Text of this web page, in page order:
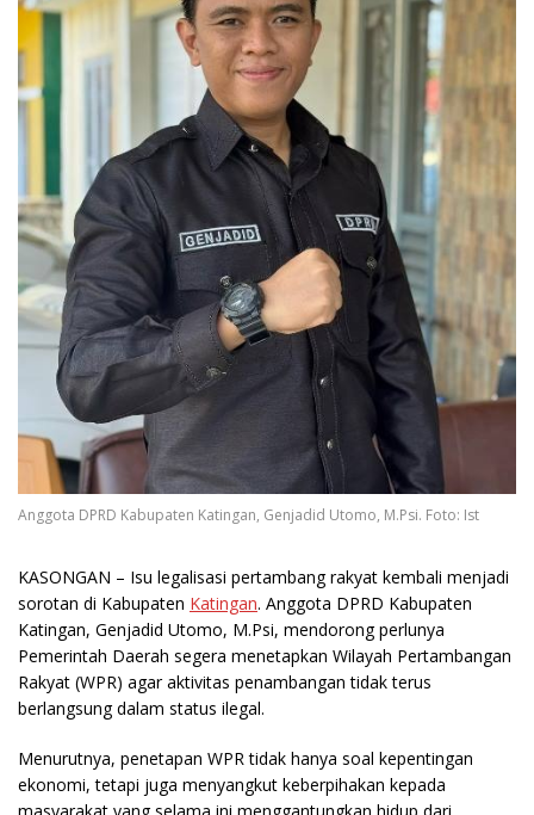
Anggota DPRD Kabupaten Katingan, Genjadid Utomo, M.Psi. Foto: Ist
KASONGAN – Isu legalisasi pertambang rakyat kembali menjadi
sorotan di Kabupaten Katingan. Anggota DPRD Kabupaten
Katingan, Genjadid Utomo, M.Psi, mendorong perlunya
Pemerintah Daerah segera menetapkan Wilayah Pertambangan
Rakyat (WPR) agar aktivitas penambangan tidak terus
berlangsung dalam status ilegal.
Menurutnya, penetapan WPR tidak hanya soal kepentingan
ekonomi, tetapi juga menyangkut keberpihakan kepada
masyarakat yang selama ini menggantungkan hidup dari